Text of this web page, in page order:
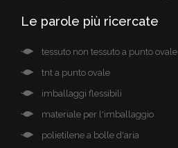
Le parole più ricercate
tessuto non tessuto a punto ovale
tnt a punto ovale
imballaggi flessibili
materiale per l'imballaggio
polietilene a bolle d'aria